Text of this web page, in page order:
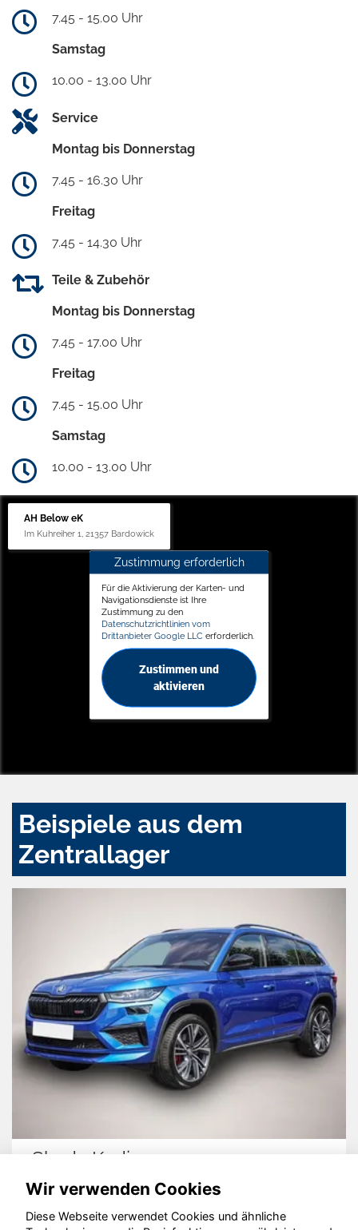
7.45 - 15.00 Uhr
Samstag
10.00 - 13.00 Uhr
Service
Montag bis Donnerstag
7.45 - 16.30 Uhr
Freitag
7.45 - 14.30 Uhr
Teile & Zubehör
Montag bis Donnerstag
7.45 - 17.00 Uhr
Freitag
7.45 - 15.00 Uhr
Samstag
10.00 - 13.00 Uhr
AH Below eK
Im Kuhreiher 1, 21357 Bardowick
Zustimmung erforderlich
Für die Aktivierung der Karten- und
Navigationsdienste ist Ihre
Zustimmung zu den
Datenschutzrichtlinien vom
Drittanbieter Google LLC erforderlich.
Zustimmen und
aktivieren
Beispiele aus dem
Zentrallager
Skoda Kodiaq
Wir verwenden Cookies
Diese Webseite verwendet Cookies und ähnliche